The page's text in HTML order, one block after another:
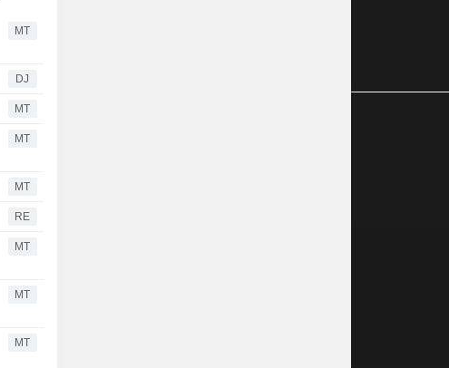
MT
DJ
MT
MT
MT
RE
MT
MT
MT